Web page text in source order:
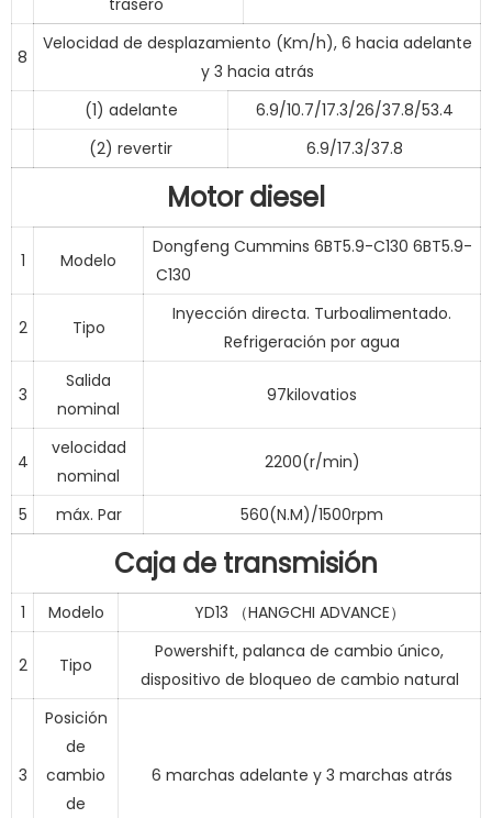
8
Velocidad de desplazamiento (Km/h), 6 hacia adelante
y 3 hacia atrás
(1) adelante
6.9/10.7/17.3/26/37.8/53.4
(2) revertir
6.9/17.3/37.8
Motor diesel
1 Modelo
Dongfeng Cummins 6BT5.9-C130 6BT5.9-
C130
2 Tipo
Inyección directa. Turboalimentado.
Refrigeración por agua
3
Salida
nominal
97kilovatios
4
velocidad
nominal
2200(r/min)
5 máx. Par 560(N.M)/1500rpm
Caja de transmisión
1 Modelo YD13 （HANGCHI ADVANCE）
2 Tipo
Powershift, palanca de cambio único,
dispositivo de bloqueo de cambio natural
3
Posición
de
cambio
de
6 marchas adelante y 3 marchas atrás